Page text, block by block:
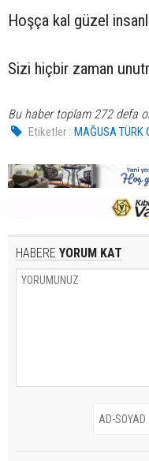
Hoşça kal güzel
Sizi hiçbir zaman
Bu haber toplam 272 defa
Etiketler : MAĞUSA TÜRK
HABERE YORUM KAT